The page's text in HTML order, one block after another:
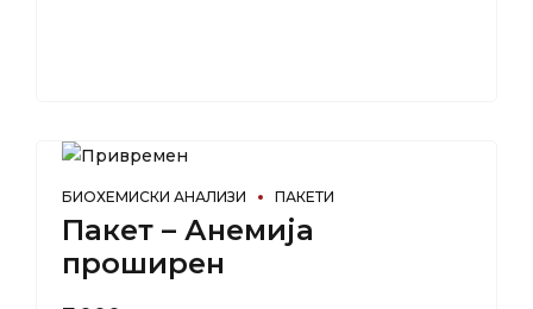
БИОХЕМИСКИ АНАЛИЗИ ПАКЕТИ
Пакет – Анемија
проширен